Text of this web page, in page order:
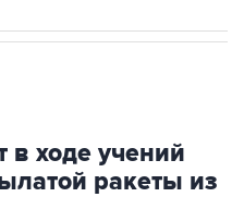
ходе учений
ракеты из